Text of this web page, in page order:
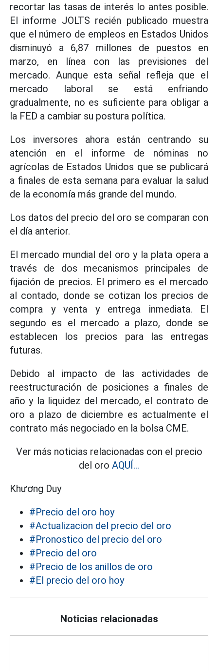
recortar las tasas de interés lo antes posible.
El informe JOLTS recién publicado muestra
que el número de empleos en Estados Unidos
disminuyó a 6,87 millones de puestos en
marzo, en línea con las previsiones del
mercado. Aunque esta señal refleja que el
mercado laboral se está enfriando
gradualmente, no es suficiente para obligar a
la FED a cambiar su postura política.
Los inversores ahora están centrando su
atención en el informe de nóminas no
agrícolas de Estados Unidos que se publicará
a finales de esta semana para evaluar la salud
de la economía más grande del mundo.
Los datos del precio del oro se comparan con
el día anterior.
El mercado mundial del oro y la plata opera a
través de dos mecanismos principales de
fijación de precios. El primero es el mercado
al contado, donde se cotizan los precios de
compra y venta y entrega inmediata. El
segundo es el mercado a plazo, donde se
establecen los precios para las entregas
futuras.
Debido al impacto de las actividades de
reestructuración de posiciones a finales de
año y la liquidez del mercado, el contrato de
oro a plazo de diciembre es actualmente el
contrato más negociado en la bolsa CME.
Ver más noticias relacionadas con el precio
del oro AQUÍ...
Khương Duy
#Precio del oro hoy
#Actualizacion del precio del oro
#Pronostico del precio del oro
#Precio del oro
#Precio de los anillos de oro
#El precio del oro hoy
Noticias relacionadas